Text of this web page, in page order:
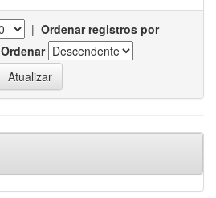
| Ordenar registros por
Ordenar